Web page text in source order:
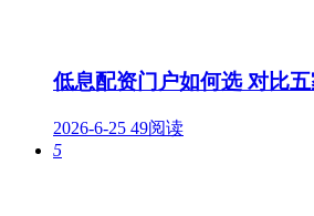
低息配资门户如何选 对比
2026-6-25 49阅读
5